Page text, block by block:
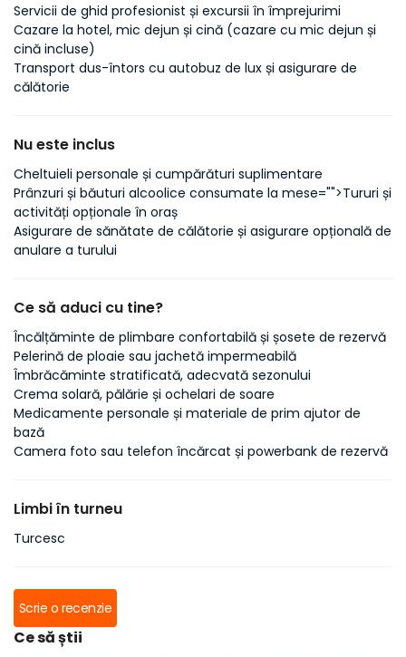
Servicii de ghid profesionist și excursii în împrejurimi
Cazare la hotel, mic dejun și cină (cazare cu mic dejun și
cină incluse)
Transport dus-întors cu autobuz de lux și asigurare de
călătorie
Nu este inclus
Cheltuieli personale și cumpărături suplimentare
Prânzuri și băuturi alcoolice consumate la mese="">Tururi și
activități opționale în oraș
Asigurare de sănătate de călătorie și asigurare opțională de
anulare a turului
Ce să aduci cu tine?
Încălțăminte de plimbare confortabilă și șosete de rezervă
Pelerină de ploaie sau jachetă impermeabilă
Îmbrăcăminte stratificată, adecvată sezonului
Crema solară, pălărie și ochelari de soare
Medicamente personale și materiale de prim ajutor de
bază
Camera foto sau telefon încărcat și powerbank de rezervă
Limbi în turneu
Turcesc
Scrie o recenzie
Ce să știi